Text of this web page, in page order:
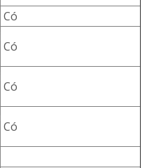
Có
Có
Có
Có